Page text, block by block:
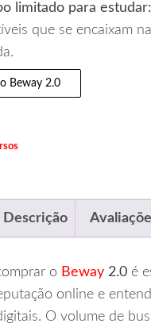
limitado para estudar:
que se encaixam
Beway 2.0
Descrição
o Beway 2.0 é
online e
O volume de